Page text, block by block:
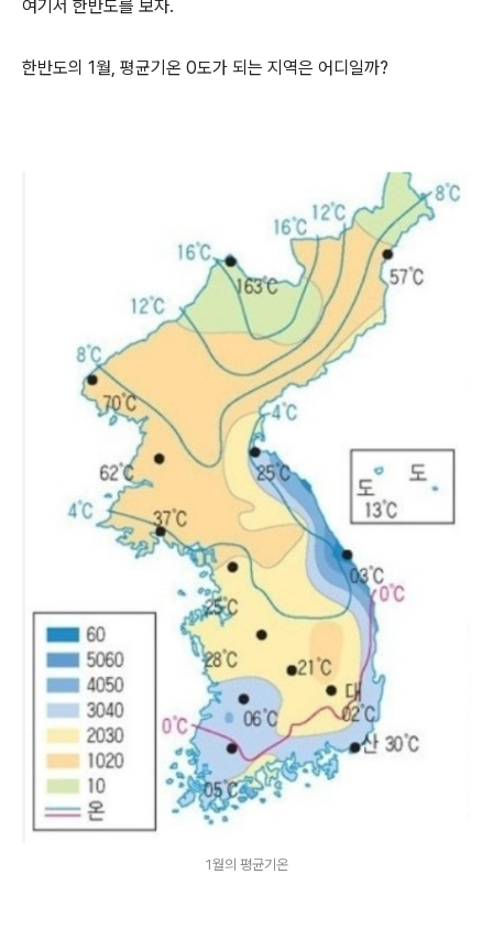
여기서 한반도를 보자.
한반도의 1월, 평균기온 0도가 되는 지역은 어디일까?
1월의 평균기온